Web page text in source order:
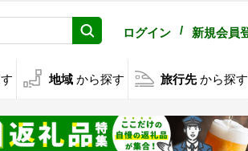
ログイン / 新規会員
地域 から探す 旅行先 から探す